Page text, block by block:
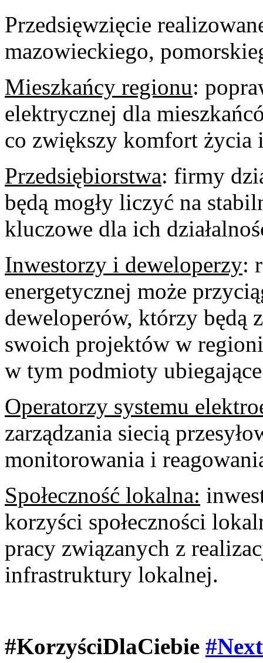
Przedsięwzięcie
mazowieckiego,
Mieszkańcy regionu:
elektrycznej dla
co zwiększy komfort życia
Przedsiębiorstwa: firmy
będą mogły liczyć na
kluczowe dla ich
Inwestorzy i deweloperzy:
energetycznej może
deweloperów, którzy będą
swoich projektów w
w tym podmioty
Operatorzy systemu
zarządzania siecią
monitorowania i
Społeczność lokalna:
korzyści społeczności
pracy związanych z
infrastruktury lokalnej.
#KorzyściDlaCiebie